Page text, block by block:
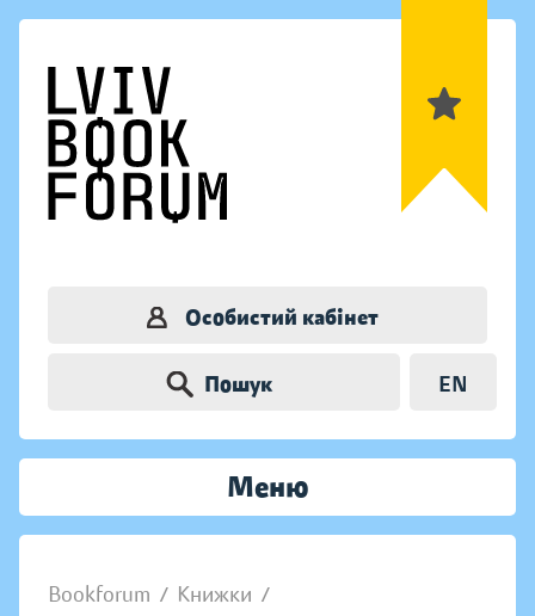
Особистий кабінет
Пошук EN
Меню
Bookforum / Книжки /